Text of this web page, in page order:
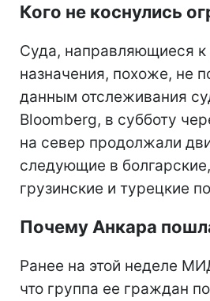
Кого не коснулись
Суда, направляющиеся к
назначения, похоже, не
данным отслеживания
Bloomberg, в субботу
на север продолжали
следующие в
грузинские и турецкие
Почему Анкара
Ранее на этой неделе
что группа ее граждан